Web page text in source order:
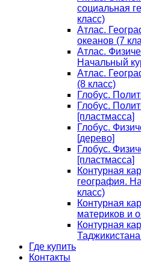
социальная
класс)
Атлас.
океанов (7
Атлас.
Начальный
Атлас.
(8 класс)
Глобус.
Глобус.
[пластмасса]
Глобус.
[дерево]
Глобус.
[пластмасса]
Контурная
география.
класс)
Контурная
материков и
Контурная
Где купить
Контакты